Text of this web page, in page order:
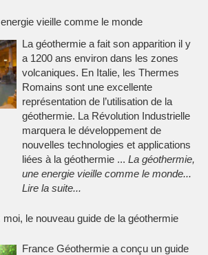
vieille comme le monde
La géothermie a fait son apparition il y
a 1200 ans environ dans les zones
volcaniques. En Italie, les Thermes
Romains sont une excellente
représentation de l’utilisation de la
géothermie. La Révolution Industrielle
marquera le développement de
nouvelles technologies et applications
liées à la géothermie ... La géothermie,
une energie vieille comme le monde...
Lire la suite...
le nouveau guide de la géothermie
France Géothermie a conçu un guide